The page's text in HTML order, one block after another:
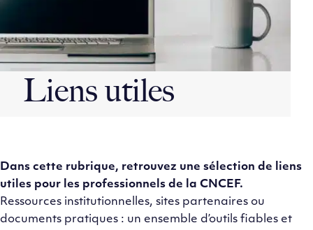
Liens utiles
Dans cette rubrique, retrouvez une sélection de liens
utiles pour les professionnels de la CNCEF.
Ressources institutionnelles, sites partenaires ou
documents pratiques : un ensemble d’outils fiables et